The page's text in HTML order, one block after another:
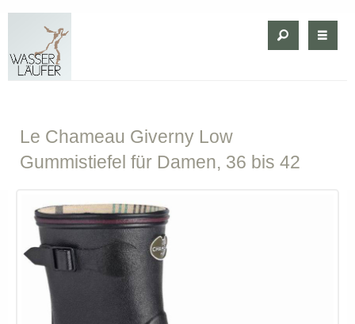
Le Chameau Giverny Low
Gummistiefel für Damen, 36 bis 42